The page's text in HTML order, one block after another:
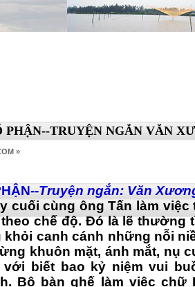
PHẬN--TRUYỆN NGẮN VĂN
»
--Truyện ngắn: Văn
cuối cùng ông Tấn làm
chế độ. Đó là lẽ thường
khỏi canh cánh những nỗi
khuôn mặt, ánh mắt, nụ
biết bao kỷ niệm vui
Bộ bàn ghế làm việc